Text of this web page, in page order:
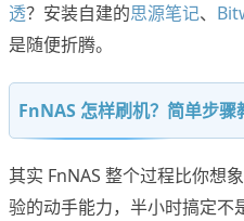
透？安装自建的思源笔记、
是随便折腾。
FnNAS 怎样刷机？简单步骤
其实 FnNAS 整个过程比你想
验的动手能力，半小时搞定不